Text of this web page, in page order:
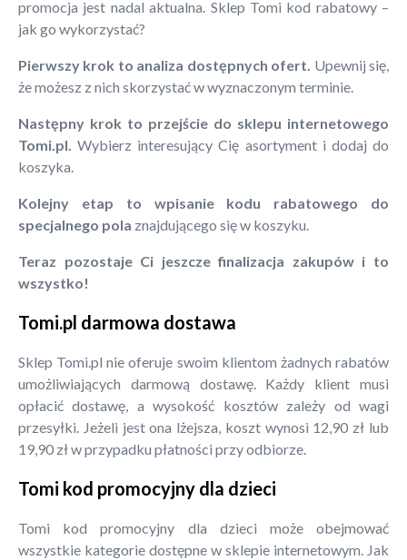
promocja jest nadal aktualna. Sklep Tomi kod rabatowy –
jak go wykorzystać?
Pierwszy krok to analiza dostępnych ofert. Upewnij się,
że możesz z nich skorzystać w wyznaczonym terminie.
Następny krok to przejście do sklepu internetowego
Tomi.pl.Wybierz interesujący Cię asortyment i dodaj do
koszyka.
Kolejny etap to wpisanie kodu rabatowego do
specjalnego pola znajdującego się w koszyku.
Teraz pozostaje Ci jeszcze finalizacja zakupów i to
wszystko!
Tomi.pl darmowa dostawa
Sklep Tomi.pl nie oferuje swoim klientom żadnych rabatów
umożliwiających darmową dostawę. Każdy klient musi
opłacić dostawę, a wysokość kosztów zależy od wagi
przesyłki. Jeżeli jest ona lżejsza, koszt wynosi 12,90 zł lub
19,90 zł w przypadku płatności przy odbiorze.
Tomi kod promocyjny dla dzieci
Tomi kod promocyjny dla dzieci może obejmować
wszystkie kategorie dostępne w sklepie internetowym. Jak